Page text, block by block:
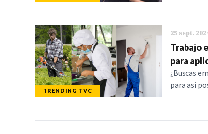
TRENDING TVC
25 sept.
Trabajo
para
¿Buscas
para así